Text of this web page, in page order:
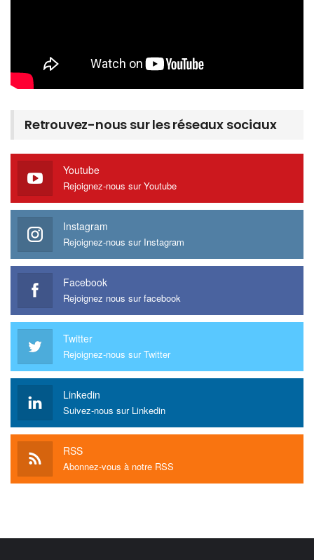
Retrouvez-nous sur les réseaux sociaux
Youtube
Rejoignez-nous sur Youtube
Instagram
Rejoignez-nous sur Instagram
Facebook
Rejoignez nous sur facebook
Twitter
Rejoignez-nous sur Twitter
Linkedin
Suivez-nous sur Linkedin
RSS
Abonnez-vous à notre RSS